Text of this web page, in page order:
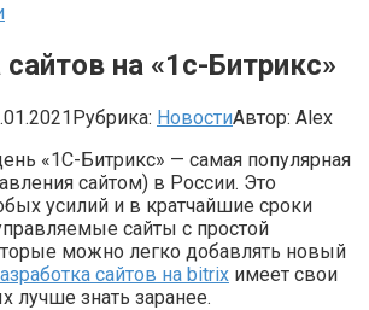
на «1с-Битрикс»
Рубрика: НовостиАвтор: Alex
«1С-Битрикс» — самая популярная
сайтом) в России. Это
усилий и в кратчайшие сроки
сайты с простой
можно легко добавлять новый
сайтов на bitrix имеет свои
лучше знать заранее.